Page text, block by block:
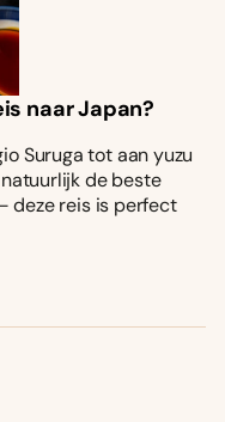
naar Japan?
Suruga tot aan yuzu
de beste
deze reis is perfect